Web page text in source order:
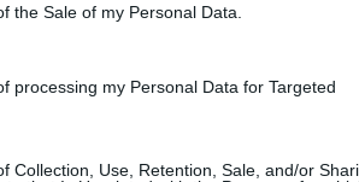
the Sale of my Personal Data.
processing my Personal Data for Targeted
Collection, Use, Retention, Sale, and/or